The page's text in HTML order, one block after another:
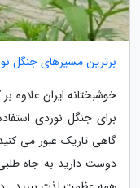
برترین مسیرهای جنگل
خوشبختانه ایران علاوه
برای جنگل نوردی
گاهی تاریک عبور می
دوست دارید به جاه